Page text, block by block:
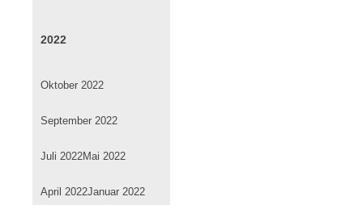
2022
Oktober 2022
September 2022
Juli 2022Mai 2022
April 2022Januar 2022